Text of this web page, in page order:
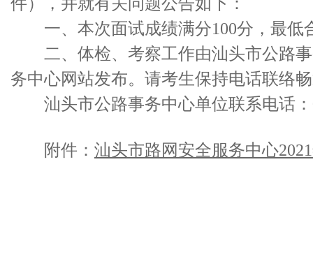
一、本次面试成绩满分100分，最低
二、体检、考察工作由汕头市公路事
务中心网站发布。请考生保持电话联络
汕头市公路事务中心单位联系电话：
附件： 汕头市路网安全服务中心